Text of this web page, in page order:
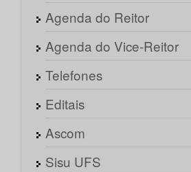
Agenda do Reitor
Agenda do Vice-Reitor
Telefones
Editais
Ascom
Sisu UFS